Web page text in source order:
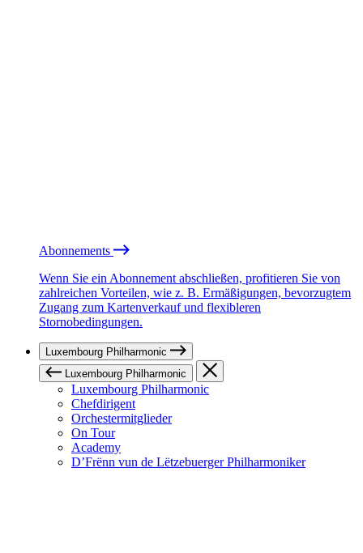
Abonnements
Wenn Sie ein Abonnement abschließen, profitieren Sie von
zahlreichen Vorteilen, wie z. B. Ermäßigungen, bevorzugtem
Zugang zum Kartenverkauf und flexibleren
Stornobedingungen.
Luxembourg Philharmonic
Luxembourg Philharmonic
Luxembourg Philharmonic
Chefdirigent
Orchestermitglieder
On Tour
Academy
D’Frënn vun de Lëtzebuerger Philharmoniker